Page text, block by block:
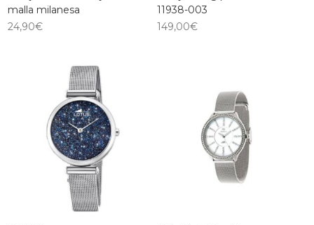
malla milanesa
24,90€
11938-003
149,00€